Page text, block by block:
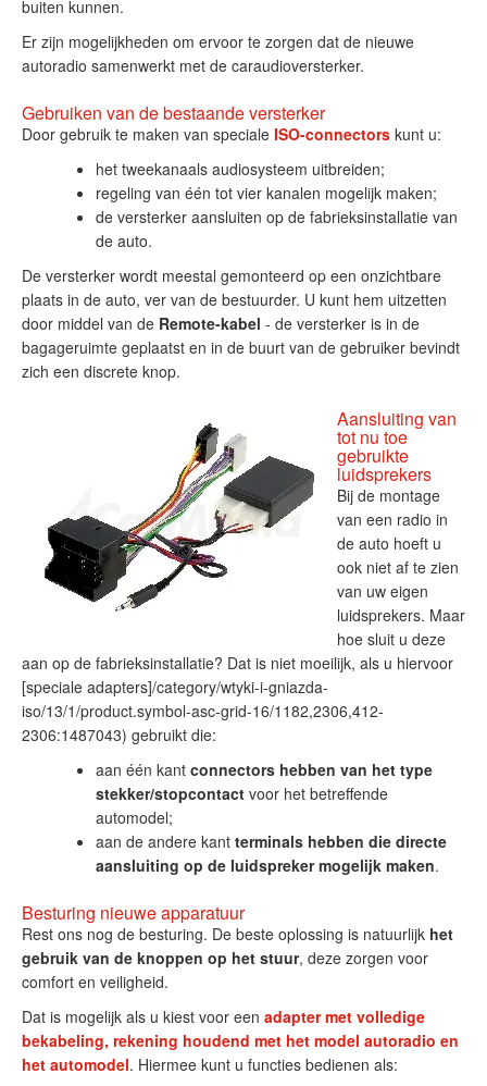
buiten kunnen.
Er zijn mogelijkheden om ervoor te zorgen dat de nieuwe
autoradio samenwerkt met de caraudioversterker.
Gebruiken van de bestaande versterker
Door gebruik te maken van speciale ISO-connectors kunt u:
het tweekanaals audiosysteem uitbreiden;
regeling van één tot vier kanalen mogelijk maken;
de versterker aansluiten op de fabrieksinstallatie van
de auto.
De versterker wordt meestal gemonteerd op een onzichtbare
plaats in de auto, ver van de bestuurder. U kunt hem uitzetten
door middel van de Remote-kabel - de versterker is in de
bagageruimte geplaatst en in de buurt van de gebruiker bevindt
zich een discrete knop.
Aansluiting van
tot nu toe
gebruikte
luidsprekers
Bij de montage
van een radio in
de auto hoeft u
ook niet af te zien
van uw eigen
luidsprekers. Maar
hoe sluit u deze
aan op de fabrieksinstallatie? Dat is niet moeilijk, als u hiervoor
[speciale adapters]/category/wtyki-i-gniazda-
iso/13/1/product.symbol-asc-grid-16/1182,2306,412-
2306:1487043) gebruikt die:
aan één kant connectors hebben van het type
stekker/stopcontact voor het betreffende
automodel;
aan de andere kant terminals hebben die directe
aansluiting op de luidspreker mogelijk maken.
Besturing nieuwe apparatuur
Rest ons nog de besturing. De beste oplossing is natuurlijk het
gebruik van de knoppen op het stuur, deze zorgen voor
comfort en veiligheid.
Dat is mogelijk als u kiest voor een adapter met volledige
bekabeling, rekening houdend met het model autoradio en
het automodel. Hiermee kunt u functies bedienen als: